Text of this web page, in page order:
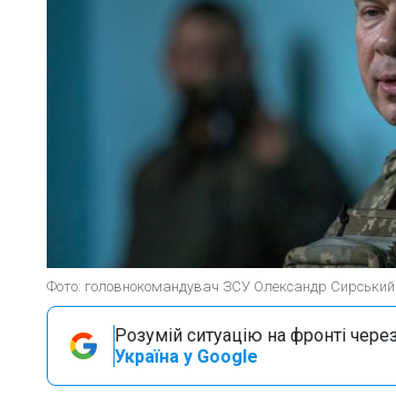
Фото: головнокомандувач ЗСУ Олександр Сирський
Розумій ситуацію на фронті
Україна у Google